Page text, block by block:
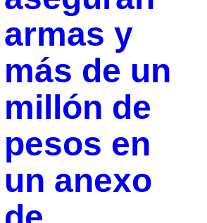
armas y
más de un
millón de
pesos en
un anexo